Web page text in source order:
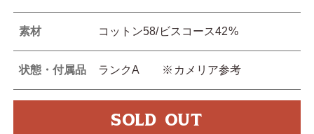
素材 コットン58/ビスコース42%
状態・付属品 ランクA ※カメリア参考
SOLD OUT